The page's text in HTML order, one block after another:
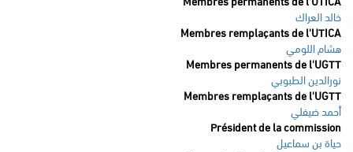
خالد العراك
Membres remplaçants de l'UTICA
هشام اللومي
Membres permanents de l'UGTT
نورالدين الطبوبي
Membres remplaçants de l'UGTT
أحمد ضيفلي
Président de la commission
حياة بن سماعيل